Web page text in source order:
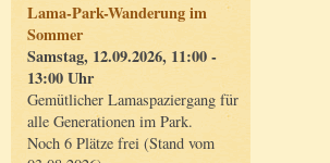
Lama-Park-Wanderung im
Sommer
Samstag, 12.09.2026, 11:00 -
13:00 Uhr
Gemütlicher Lamaspaziergang für
alle Generationen im Park.
Noch 6 Plätze frei (Stand vom